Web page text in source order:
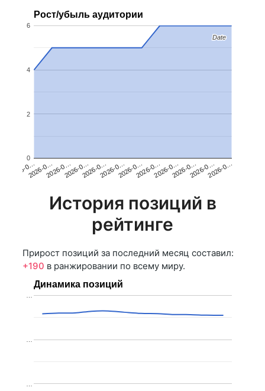
Рост/убыль аудитории
2026-0…2026-0…2026-0…2026-0…2026-0…2026-0…2026-0…2026-0…2026-0…2026-0…2026-0…2026-0…
0
2
4
6
Date
Date
История позиций в
рейтинге
Прирост позиций за последний месяц составил:
+190 в ранжировании по всему миру.
Динамика позиций
…
…